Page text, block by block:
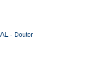
- Doutor